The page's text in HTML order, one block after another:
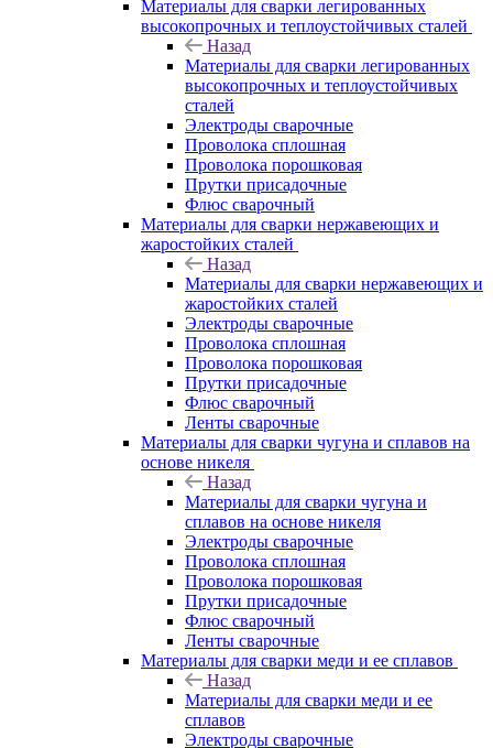
Материалы для сварки легированных
высокопрочных и теплоустойчивых сталей
Назад
Материалы для сварки легированных
высокопрочных и теплоустойчивых
сталей
Электроды сварочные
Проволока сплошная
Проволока порошковая
Прутки присадочные
Флюс сварочный
Материалы для сварки нержавеющих и
жаростойких сталей
Назад
Материалы для сварки нержавеющих и
жаростойких сталей
Электроды сварочные
Проволока сплошная
Проволока порошковая
Прутки присадочные
Флюс сварочный
Ленты сварочные
Материалы для сварки чугуна и сплавов на
основе никеля
Назад
Материалы для сварки чугуна и
сплавов на основе никеля
Электроды сварочные
Проволока сплошная
Проволока порошковая
Прутки присадочные
Флюс сварочный
Ленты сварочные
Материалы для сварки меди и ее сплавов
Назад
Материалы для сварки меди и ее
сплавов
Электроды сварочные